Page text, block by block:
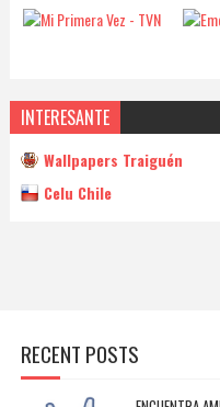
INTERESANTE
Wallpapers Traiguén
Celu Chile
RECENT POSTS